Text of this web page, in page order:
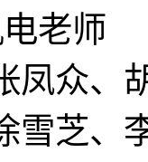
老师
凤众、
雪芝、